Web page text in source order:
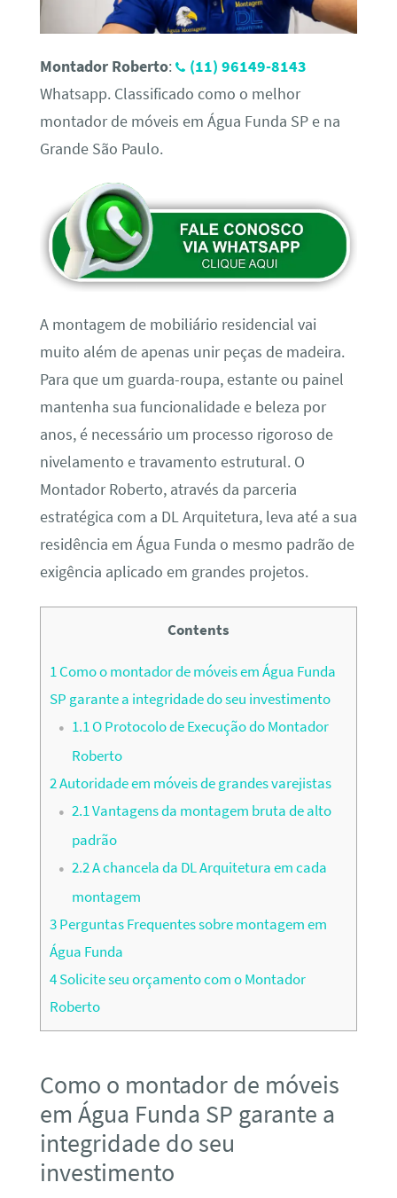
Montador Roberto:
(11) 96149-8143
Whatsapp. Classificado como o melhor
montador de móveis em Água Funda SP e na
Grande São Paulo.
A montagem de mobiliário residencial vai
muito além de apenas unir peças de madeira.
Para que um guarda-roupa, estante ou painel
mantenha sua funcionalidade e beleza por
anos, é necessário um processo rigoroso de
nivelamento e travamento estrutural. O
Montador Roberto, através da parceria
estratégica com a DL Arquitetura, leva até a sua
residência em Água Funda o mesmo padrão de
exigência aplicado em grandes projetos.
Contents
1Como o montador de móveis em Água Funda
SP garante a integridade do seu investimento
1.1O Protocolo de Execução do Montador
Roberto
2Autoridade em móveis de grandes varejistas
2.1Vantagens da montagem bruta de alto
padrão
2.2A chancela da DL Arquitetura em cada
montagem
3Perguntas Frequentes sobre montagem em
Água Funda
4Solicite seu orçamento com o Montador
Roberto
Como o montador de móveis
em Água Funda SP garante a
integridade do seu
investimento